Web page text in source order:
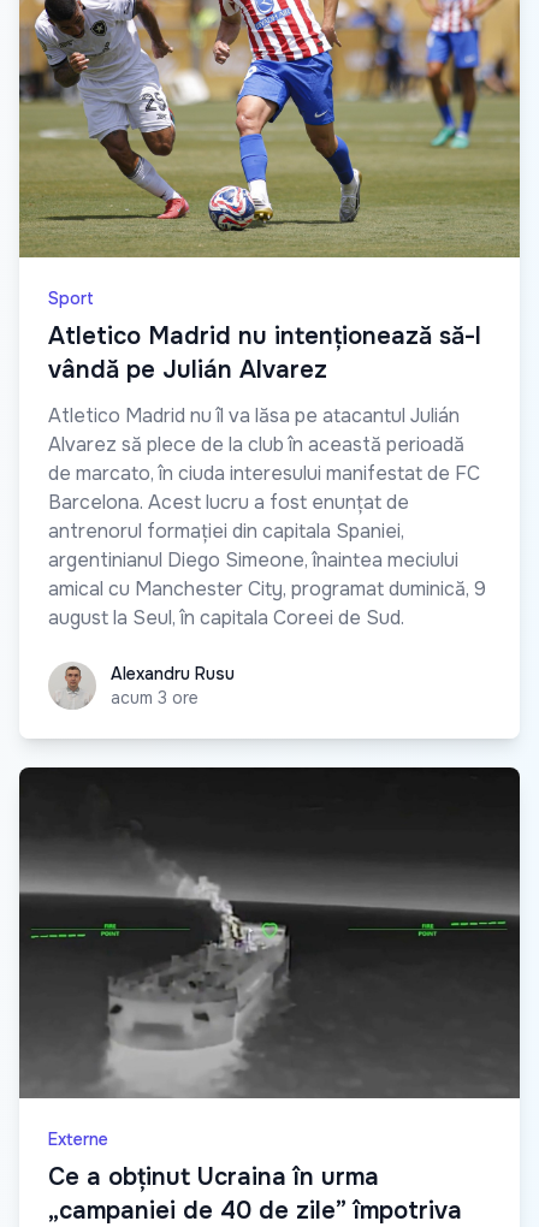
Sport
Atletico Madrid nu intenționează să-l
vândă pe Julián Alvarez
Atletico Madrid nu îl va lăsa pe atacantul Julián
Alvarez să plece de la club în această perioadă
de marcato, în ciuda interesului manifestat de FC
Barcelona. Acest lucru a fost enunțat de
antrenorul formației din capitala Spaniei,
argentinianul Diego Simeone, înaintea meciului
amical cu Manchester City, programat duminică, 9
august la Seul, în capitala Coreei de Sud.
Alexandru Rusu
Alexandru Rusu
acum 3 ore
Externe
Ce a obținut Ucraina în urma
„campaniei de 40 de zile” împotriva